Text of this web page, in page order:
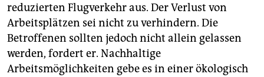
reduzierten Flugverkehr aus. Der Verlust von
Arbeitsplätzen sei nicht zu verhindern. Die
Betroffenen sollten jedoch nicht allein gelassen
werden, fordert er. Nachhaltige
Arbeitsmöglichkeiten gebe es in einer ökologisch